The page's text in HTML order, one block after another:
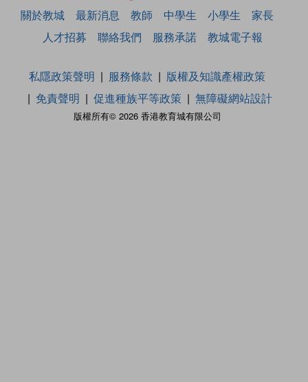
關於教城 最新消息 教師 中學生 小學生
家長
人才招募
聯絡我們 服務承諾 教城電子報
版權所有© 2026 香港教育城有限公司
私隱政策聲明 服務條款
版權及知識產權政策
免責聲明
促進種族平等政策 無障礙網站設計